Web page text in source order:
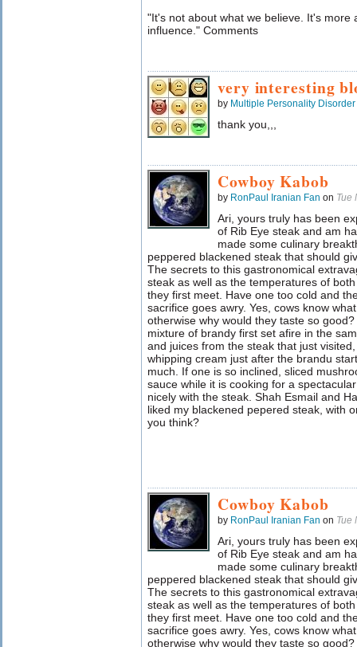
"It's not about what we believe. It's more
influence." Comments
very interesting
by Multiple Personality Disorder
thank you,,,
Cowboy Kabob
by RonPaul Iranian Fan on Tue
Ari, yours truly has been
of Rib Eye steak and am
made some culinary
peppered blackened steak that should
The secrets to this gastronomical
steak as well as the temperatures of
they first meet. Have one too cold and
sacrifice goes awry. Yes, cows know
otherwise why would they taste so
mixture of brandy first set afire in the
and juices from the steak that just
whipping cream just after the brandu
much. If one is so inclined, sliced
sauce while it is cooking for a
nicely with the steak. Shah Esmail and
liked my blackened pepered steak, with
you think?
Cowboy Kabob
by RonPaul Iranian Fan on Tue
Ari, yours truly has been
of Rib Eye steak and am
made some culinary
peppered blackened steak that should
The secrets to this gastronomical
steak as well as the temperatures of
they first meet. Have one too cold and
sacrifice goes awry. Yes, cows know
otherwise why would they taste so